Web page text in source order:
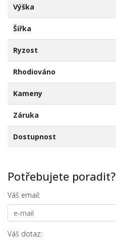
Výška
Šířka
Ryzost
Rhodiováno
Kameny
Záruka
Dostupnost
Potřebujete poradit?
Váš email:
Váš dotaz: